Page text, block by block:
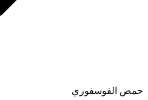
حمض الفوسفوري